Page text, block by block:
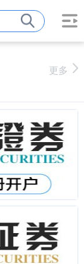
更多